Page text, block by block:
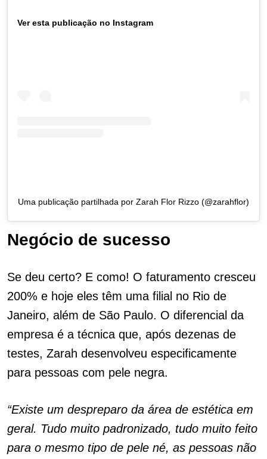
Ver esta publicação no Instagram
Uma publicação partilhada por Zarah Flor Rizzo (@zarahflor)
Negócio de sucesso
Se deu certo? E como! O faturamento cresceu
200% e hoje eles têm uma filial no Rio de
Janeiro, além de São Paulo. O diferencial da
empresa é a técnica que, após dezenas de
testes, Zarah desenvolveu especificamente
para pessoas com pele negra.
“Existe um despreparo da área de estética em
geral. Tudo muito padronizado, tudo muito feito
para o mesmo tipo de pele né, as pessoas não